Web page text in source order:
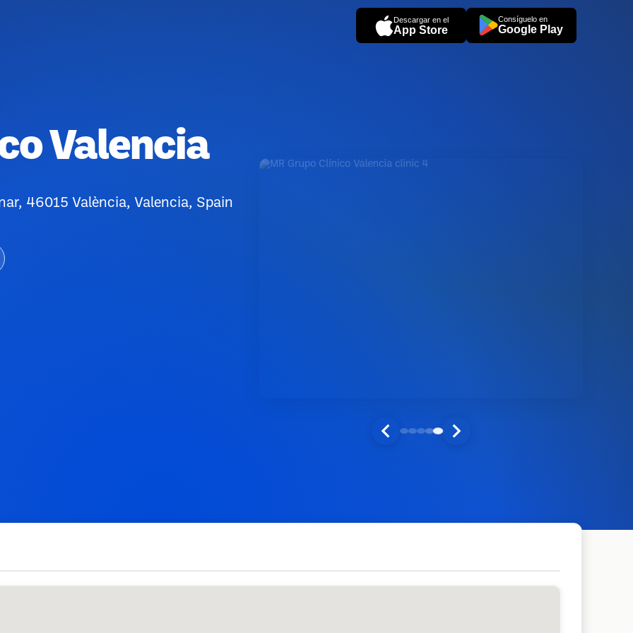
Descargar en el
App Store
Consíguelo en
Google Play
Valencia
46015 València, Valencia, Spain